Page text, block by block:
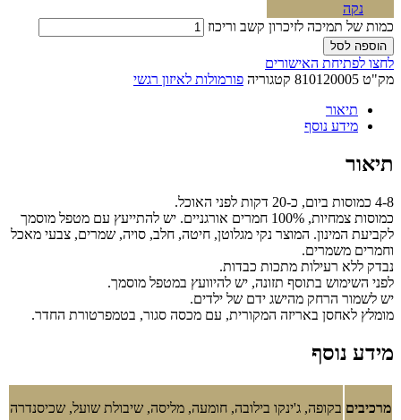
נקה
כמות של תמיכה לזיכרון קשב וריכוז
הוספה לסל
לחצו לפתיחת האישורים
מק"ט 810120005 קטגוריה פורמולות לאיזון רגשי
תיאור
מידע נוסף
תיאור
4-8 כמוסות ביום, כ-20 דקות לפני האוכל.
כמוסות צמחיות, 100% חמרים אורגניים. יש להתייעץ עם מטפל מוסמך
לקביעת המינון. המוצר נקי מגלוטן, חיטה, חלב, סויה, שמרים, צבעי מאכל
וחמרים משמרים.
נבדק ללא רעילות מתכות כבדות.
לפני השימוש בתוסף תזונה, יש להיוועץ במטפל מוסמך.
יש לשמור הרחק מהישג ידם של ילדים.
מומלץ לאחסן באריזה המקורית, עם מכסה סגור, בטמפרטורת החדר.
מידע נוסף
מרכיבים בקופה, ג'ינקו בילובה, חומעה, מליסה, שיבולת שועל, שכיסנדרה